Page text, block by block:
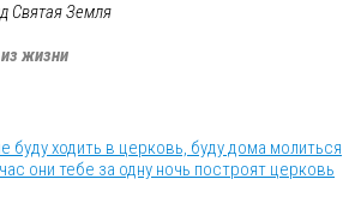
Святая Земля
жизни
буду ходить в церковь, буду дома молиться
они тебе за одну ночь построят церковь